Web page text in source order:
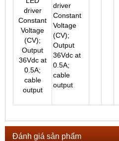
driver
Constant
Voltage
(CV);
Output
36Vdc at
0.5A;
cable
output
Đánh giá sản phẩm